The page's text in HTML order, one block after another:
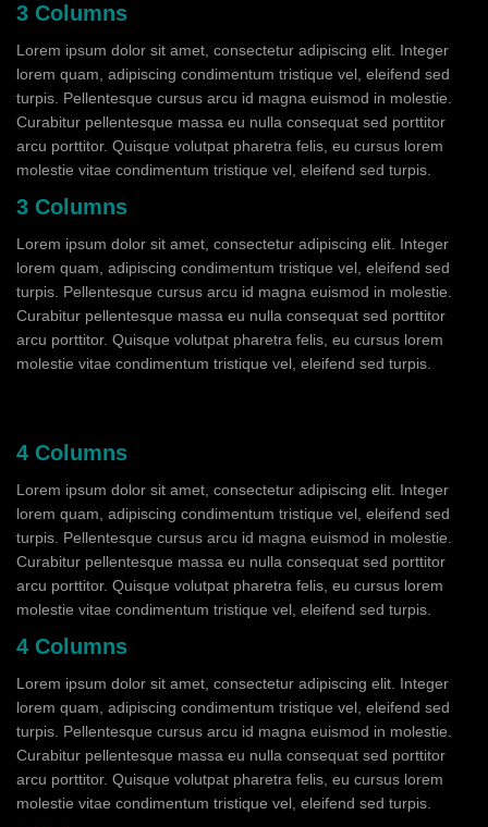
3 Columns
Lorem ipsum dolor sit amet, consectetur adipiscing elit. Integer
lorem quam, adipiscing condimentum tristique vel, eleifend sed
turpis. Pellentesque cursus arcu id magna euismod in molestie.
Curabitur pellentesque massa eu nulla consequat sed porttitor
arcu porttitor. Quisque volutpat pharetra felis, eu cursus lorem
molestie vitae condimentum tristique vel, eleifend sed turpis.
3 Columns
Lorem ipsum dolor sit amet, consectetur adipiscing elit. Integer
lorem quam, adipiscing condimentum tristique vel, eleifend sed
turpis. Pellentesque cursus arcu id magna euismod in molestie.
Curabitur pellentesque massa eu nulla consequat sed porttitor
arcu porttitor. Quisque volutpat pharetra felis, eu cursus lorem
molestie vitae condimentum tristique vel, eleifend sed turpis.
4 Columns
Lorem ipsum dolor sit amet, consectetur adipiscing elit. Integer
lorem quam, adipiscing condimentum tristique vel, eleifend sed
turpis. Pellentesque cursus arcu id magna euismod in molestie.
Curabitur pellentesque massa eu nulla consequat sed porttitor
arcu porttitor. Quisque volutpat pharetra felis, eu cursus lorem
molestie vitae condimentum tristique vel, eleifend sed turpis.
4 Columns
Lorem ipsum dolor sit amet, consectetur adipiscing elit. Integer
lorem quam, adipiscing condimentum tristique vel, eleifend sed
turpis. Pellentesque cursus arcu id magna euismod in molestie.
Curabitur pellentesque massa eu nulla consequat sed porttitor
arcu porttitor. Quisque volutpat pharetra felis, eu cursus lorem
molestie vitae condimentum tristique vel, eleifend sed turpis.